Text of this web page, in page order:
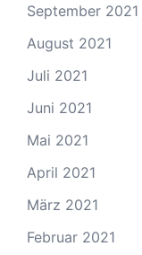
September 2021
August 2021
Juli 2021
Juni 2021
Mai 2021
April 2021
März 2021
Februar 2021